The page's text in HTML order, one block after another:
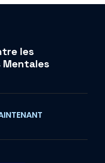
les
Mentales